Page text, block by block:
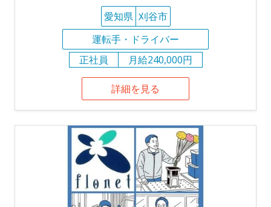
愛知県 刈谷市
運転手・ドライバー
正社員
月給240,000円
詳細を見る